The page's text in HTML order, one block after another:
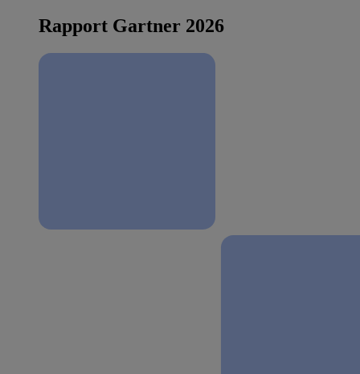
Rapport Gartner 2026